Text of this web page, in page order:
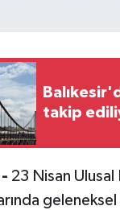
takip
23 Nisan Ulusal